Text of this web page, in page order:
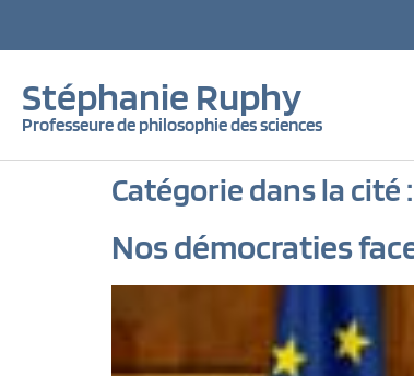
Stéphanie Ruphy
Professeure de philosophie des sciences
Catégorie dans la cité :
Nos démocraties